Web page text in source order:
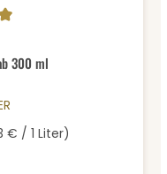
5 von 5 Sternen
300 ml
€ / 1 Liter)